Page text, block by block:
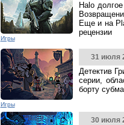
Игры
Halo
Еще и на
рецензии
Игры
31 июля
Детектив
серии,
борту
30 июля